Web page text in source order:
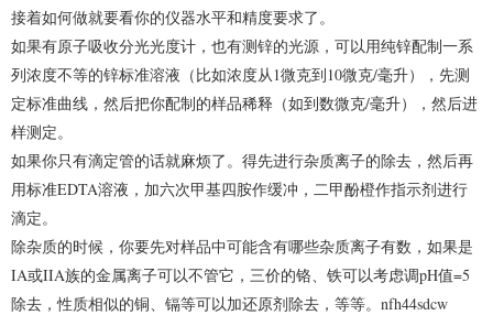
接着如何做就要看你的仪器水平和精度要求了。
如果有原子吸收分光光度计，也有测锌的光源，可以用纯锌配制一系
列浓度不等的锌标准溶液（比如浓度从1微克到10微克/毫升），先测
定标准曲线，然后把你配制的样品稀释（如到数微克/毫升），然后进
样测定。
如果你只有滴定管的话就麻烦了。得先进行杂质离子的除去，然后再
用标准EDTA溶液，加六次甲基四胺作缓冲，二甲酚橙作指示剂进行
滴定。
除杂质的时候，你要先对样品中可能含有哪些杂质离子有数，如果是
IA或IIA族的金属离子可以不管它，三价的铬、铁可以考虑调pH值=5
除去，性质相似的铜、镉等可以加还原剂除去，等等。nfh44sdcw